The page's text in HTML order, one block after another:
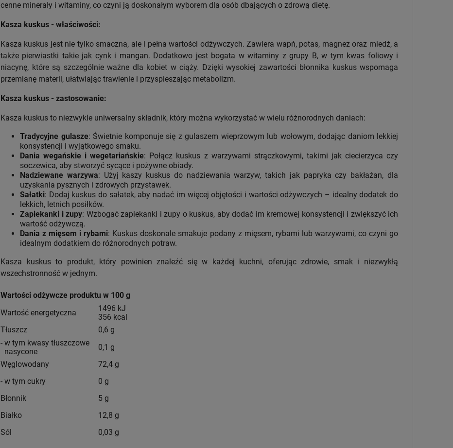
cenne minerały i witaminy, co czyni ją doskonałym wyborem dla osób dbających o zdrową dietę.
Kasza kuskus - właściwości:
Kasza kuskus jest nie tylko smaczna, ale i pełna wartości odżywczych. Zawiera wapń, potas, magnez oraz miedź, a
także pierwiastki takie jak cynk i mangan. Dodatkowo jest bogata w witaminy z grupy B, w tym kwas foliowy i
niacynę, które są szczególnie ważne dla kobiet w ciąży. Dzięki wysokiej zawartości błonnika kuskus wspomaga
przemianę materii, ułatwiając trawienie i przyspieszając metabolizm.
Kasza kuskus - zastosowanie:
Kasza kuskus to niezwykle uniwersalny składnik, który można wykorzystać w wielu różnorodnych daniach:
Tradycyjne gulasze: Świetnie komponuje się z gulaszem wieprzowym lub wołowym, dodając daniom lekkiej
konsystencji i wyjątkowego smaku.
Dania wegańskie i wegetariańskie: Połącz kuskus z warzywami strączkowymi, takimi jak ciecierzyca czy
soczewica, aby stworzyć sycące i pożywne obiady.
Nadziewane warzywa: Użyj kaszy kuskus do nadziewania warzyw, takich jak papryka czy bakłażan, dla
uzyskania pysznych i zdrowych przystawek.
Sałatki: Dodaj kuskus do sałatek, aby nadać im więcej objętości i wartości odżywczych – idealny dodatek do
lekkich, letnich posiłków.
Zapiekanki i zupy: Wzbogać zapiekanki i zupy o kuskus, aby dodać im kremowej konsystencji i zwiększyć ich
wartość odżywczą.
Dania z mięsem i rybami: Kuskus doskonale smakuje podany z mięsem, rybami lub warzywami, co czyni go
idealnym dodatkiem do różnorodnych potraw.
Kasza kuskus to produkt, który powinien znaleźć się w każdej kuchni, oferując zdrowie, smak i niezwykłą
wszechstronność w jednym.
Wartości odżywcze produktu w 100 g
Wartość energetyczna
1496 kJ
356 kcal
Tłuszcz
0,6 g
- w tym kwasy tłuszczowe
nasycone
0,1 g
Węglowodany
72,4 g
- w tym cukry
0 g
Błonnik
5 g
Białko
12,8 g
Sól
0,03 g